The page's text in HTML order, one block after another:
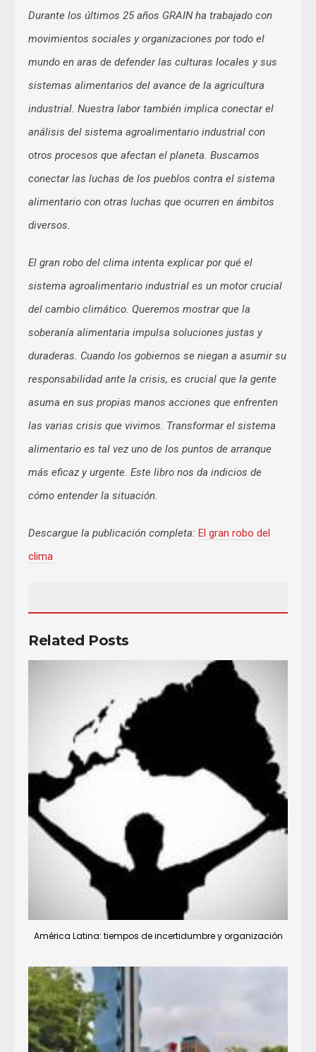
Durante los últimos 25 años GRAIN ha trabajado con
movimientos sociales y organizaciones por todo el
mundo en aras de defender las culturas locales y sus
sistemas alimentarios del avance de la agricultura
industrial. Nuestra labor también implica conectar el
análisis del sistema agroalimentario industrial con
otros procesos que afectan el planeta. Buscamos
conectar las luchas de los pueblos contra el sistema
alimentario con otras luchas que ocurren en ámbitos
diversos.
El gran robo del clima intenta explicar por qué el
sistema agroalimentario industrial es un motor crucial
del cambio climático. Queremos mostrar que la
soberanía alimentaria impulsa soluciones justas y
duraderas. Cuando los gobiernos se niegan a asumir su
responsabilidad ante la crisis, es crucial que la gente
asuma en sus propias manos acciones que enfrenten
las varias crisis que vivimos. Transformar el sistema
alimentario es tal vez uno de los puntos de arranque
más eficaz y urgente. Este libro nos da indicios de
cómo entender la situación.
Descargue la publicación completa: El gran robo del
clima
Related Posts
América Latina: tiempos de incertidumbre y organización